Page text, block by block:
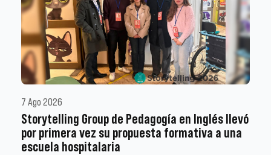
7 Ago 2026
Storytelling Group de Pedagogía en Inglés llevó
por primera vez su propuesta formativa a una
escuela hospitalaria